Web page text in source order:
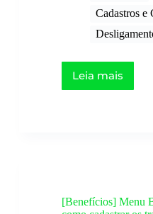
Cadastros e
Leia mais
[Benefícios] Menu